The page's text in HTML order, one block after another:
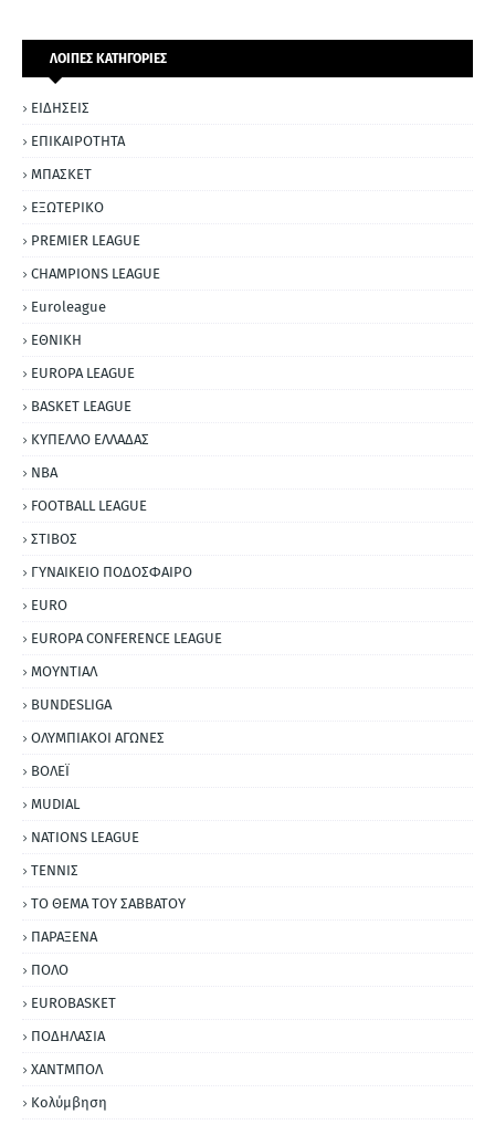
ΛΟΙΠΕΣ ΚΑΤΗΓΟΡΙΕΣ
ΕΙΔΗΣΕΙΣ
ΕΠΙΚΑΙΡΟΤΗΤΑ
ΜΠΑΣΚΕΤ
ΕΞΩΤΕΡΙΚΟ
PREMIER LEAGUE
CHAMPIONS LEAGUE
Euroleague
ΕΘΝΙΚΗ
EUROPA LEAGUE
BASKET LEAGUE
ΚΥΠΕΛΛΟ ΕΛΛΑΔΑΣ
NBA
FOOTBALL LEAGUE
ΣΤΙΒΟΣ
ΓΥΝΑΙΚΕΙΟ ΠΟΔΟΣΦΑΙΡΟ
EURO
EUROPA CONFERENCE LEAGUE
ΜΟΥΝΤΙΑΛ
BUNDESLIGA
ΟΛΥΜΠΙΑΚΟΙ ΑΓΩΝΕΣ
ΒΟΛΕΪ
MUDIAL
NATIONS LEAGUE
ΤΕΝΝΙΣ
ΤΟ ΘΕΜΑ ΤΟΥ ΣΑΒΒΑΤΟΥ
ΠΑΡΑΞΕΝΑ
ΠΟΛΟ
EUROBASKET
ΠΟΔΗΛΑΣΙΑ
ΧΑΝΤΜΠΟΛ
Κολύμβηση